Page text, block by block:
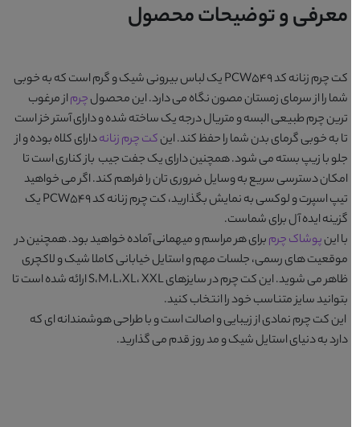
معرفی و توضیحات محصول
کت چرم زنانه کد PCW549
یک لباس بیرونی شیک و گرم است که به خوبی
شما را از سرمای زمستان مصون نگاه می دارد. این محصولچرماز مرغوب
ترین چرم طبیعی البسه و متریال درجه یک ساخته شده و دارای آستر خز است
تا به خوبی گرمای بدن شما را حفظ کند. اینکت چرم زنانهدارای کلاه بوده و از
جلو با زیپ بسته می شود. همچنین دارای یک جفت جیب باز کناری است تا
امکان دسترسی سریع به وسایل ضروری تان را فراهم کند. اگر می خواهید
تیپ اسپرت و لوکسی به نمایش بگذارید،کت چرم زنانه کد PCW549
یک
گزینه ایده آل برای شماست.
با اینپوشاک چرمبرای هر مراسم و میهمانی آماده خواهید بود. همچنین در
موقعیت های رسمی، جلسات مهم و استایل خیابانی کاملا شیک و لاکچری
ظاهر می شوید. این کت چرم در سایزهای S،M،L،XL، XXL ارائه شده است تا
بتوانید سایز متناسب خود را انتخاب کنید.
این کت چرم نمادی از زیبایی و اصالت است و با طراحی هوشمندانه ای که
دارد به دنیای استایل شیک و مد روز قدم می گذارید.